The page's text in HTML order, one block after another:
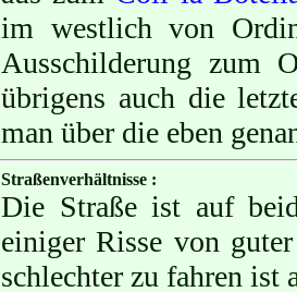
im westlich von
Ausschilderung zum
übrigens auch die
man über die eben
Straßenverhältnisse :
Die Straße ist auf
einiger Risse von
schlechter zu fahren ist